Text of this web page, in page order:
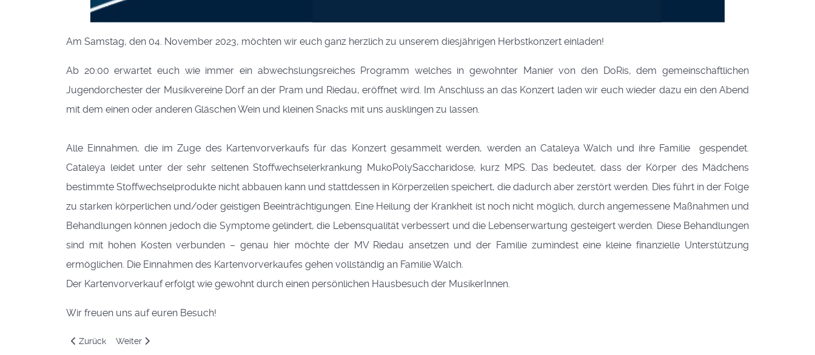
Am Samstag, den 04. November 2023, möchten wir euch ganz herzlich zu unserem diesjährigen Herbstkonzert einladen!
Ab 20:00 erwartet euch wie immer ein abwechslungsreiches Programm welches in gewohnter Manier von den DoRis, dem gemeinschaftlichen
Jugendorchester der Musikvereine Dorf an der Pram und Riedau, eröffnet wird. Im Anschluss an das Konzert laden wir euch wieder dazu ein den Abend
mit dem einen oder anderen Gläschen Wein und kleinen Snacks mit uns ausklingen zu lassen.
Alle Einnahmen, die im Zuge des Kartenvorverkaufs für das Konzert gesammelt werden, werden an Cataleya Walch und ihre Familie gespendet.
Cataleya leidet unter der sehr seltenen Stoffwechselerkrankung MukoPolySaccharidose, kurz MPS. Das bedeutet, dass der Körper des Mädchens
bestimmte Stoffwechselprodukte nicht abbauen kann und stattdessen in Körperzellen speichert, die dadurch aber zerstört werden. Dies führt in der Folge
zu starken körperlichen und/oder geistigen Beeinträchtigungen. Eine Heilung der Krankheit ist noch nicht möglich, durch angemessene Maßnahmen und
Behandlungen können jedoch die Symptome gelindert, die Lebensqualität verbessert und die Lebenserwartung gesteigert werden. Diese Behandlungen
sind mit hohen Kosten verbunden – genau hier möchte der MV Riedau ansetzen und der Familie zumindest eine kleine finanzielle Unterstützung
ermöglichen. Die Einnahmen des Kartenvorverkaufes gehen vollständig an Familie Walch.
Der Kartenvorverkauf erfolgt wie gewohnt durch einen persönlichen Hausbesuch der MusikerInnen.
Wir freuen uns auf euren Besuch!
Vorheriger Beitrag: Spendenübergabe Cataleya Walch
Zurück Nächster Beitrag: 3. Ehrung des Landes OÖ
Weiter